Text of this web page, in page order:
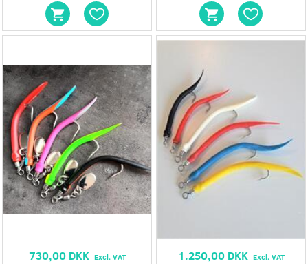
730,00 DKK Excl. VAT 1.250,00 DKK Excl. VAT